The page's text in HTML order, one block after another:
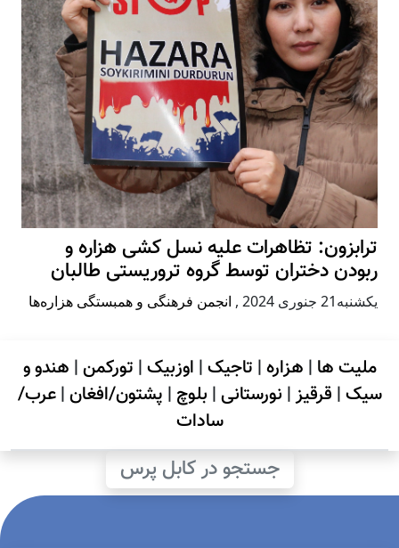
ترابزون: تظاهرات علیه نسل کشی هزاره و
ربودن دختران توسط گروه تروریستی طالبان
يكشنبه21 جنوری 2024 , انجمن فرهنگی و همبستگی هزاره‌ها
ملیت ها | هزاره| تاجیک| اوزبیک| تورکمن| هندو و
سیک| قرقیز| نورستانی| بلوچ | پشتون/افغان|عرب/
سادات
جستجو در کابل پرس